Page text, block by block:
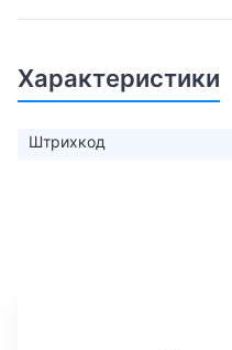
Характеристики
Штрихкод